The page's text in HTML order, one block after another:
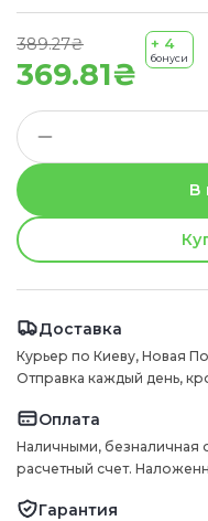
369.81₴
389.27₴ + 4
бонуси
В
Доставка
Курьер по Киеву, Новая
Отправка каждый день,
Оплата
Наличными, безналичная
расчетный счет.
Гарантия